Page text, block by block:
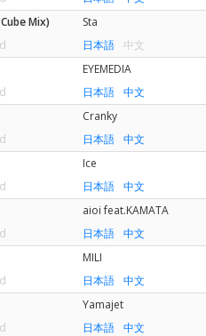
Mix)
Sta
日本語
中文
EYEMEDIA
日本語
中文
Cranky
日本語
中文
Ice
日本語
中文
aioi feat.KAMATA
日本語
中文
MILI
日本語
中文
Yamajet
日本語
中文